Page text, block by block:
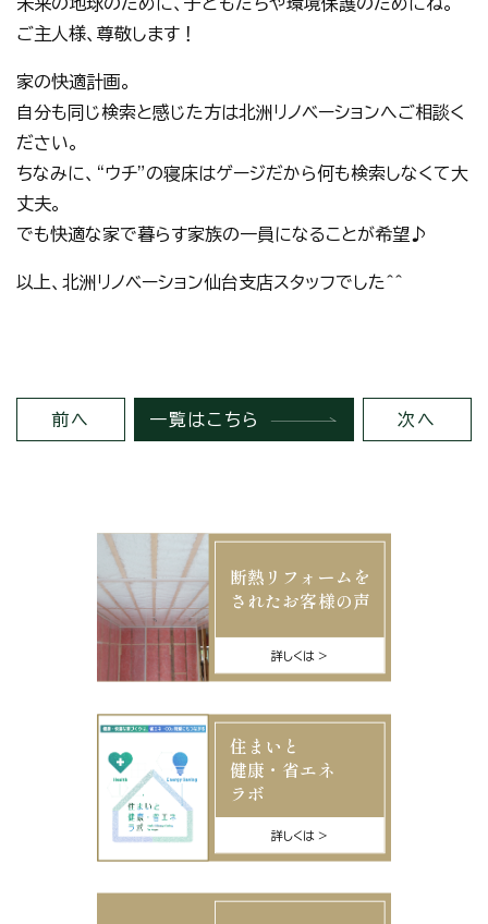
ご主人様、尊敬します！
家の快適計画。
自分も同じ検索と感じた方は北洲リノベーションへご相談く
ださい。
ちなみに、“ウチ”の寝床はゲージだから何も検索しなくて大
丈夫。
でも快適な家で暮らす家族の一員になることが希望♪
以上、北洲リノベーション仙台支店スタッフでした＾＾
前へ 一覧はこちら 次へ
断熱リフォームを
されたお客様の声
詳しくは
住まいと
健康・省エネ
ラボ
詳しくは